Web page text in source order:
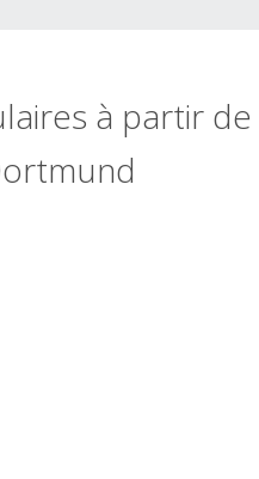
à partir de